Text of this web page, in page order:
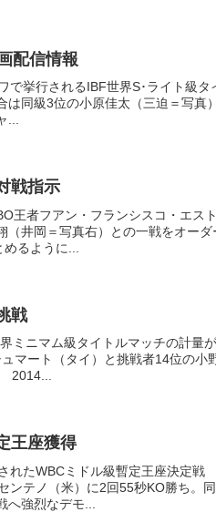
配信情報
で挙行されるIBF世界S･ライト級タ
は同級3位の小原佳太（三迫＝写真
戦指示
王者フアン・フランシスコ・エス
（井岡＝写真右）との一戦をオーダ
るように...
戦
ミニマム級タイトルマッチの計量が
マート（タイ）と挑戦者14位の小
2014...
王座獲得
れたWBCミドル級暫定王座決定戦
ンテノ（米）に2回55秒KO勝ち。同
強烈なデモ...